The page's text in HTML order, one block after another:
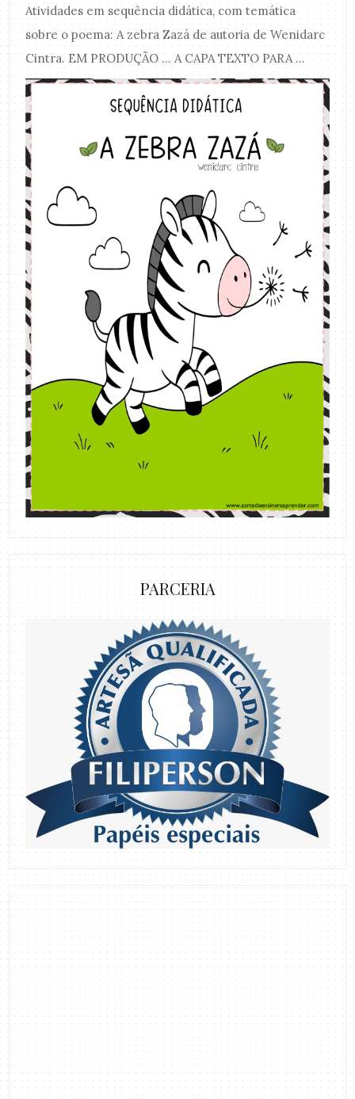
Atividades em sequência didática, com temática
sobre o poema: A zebra Zazá de autoria de Wenidarc
Cintra. EM PRODUÇÃO ... A CAPA TEXTO PARA ...
PARCERIA